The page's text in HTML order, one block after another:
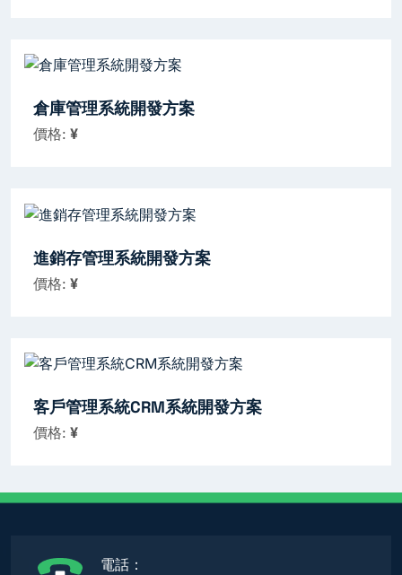
倉庫管理系統開發方案
價格: ¥
進銷存管理系統開發方案
價格: ¥
客戶管理系統CRM系統開發方案
價格: ¥
電話：